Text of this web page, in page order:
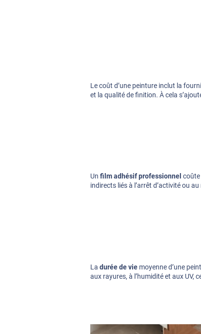
Le coût d’une peinture inclut la
et la qualité de finition. À cela
Un film adhésif professionnel
indirects liés à l’arrêt d’activité ou
La durée de vie moyenne d’une
aux rayures, à l’humidité et aux UV,